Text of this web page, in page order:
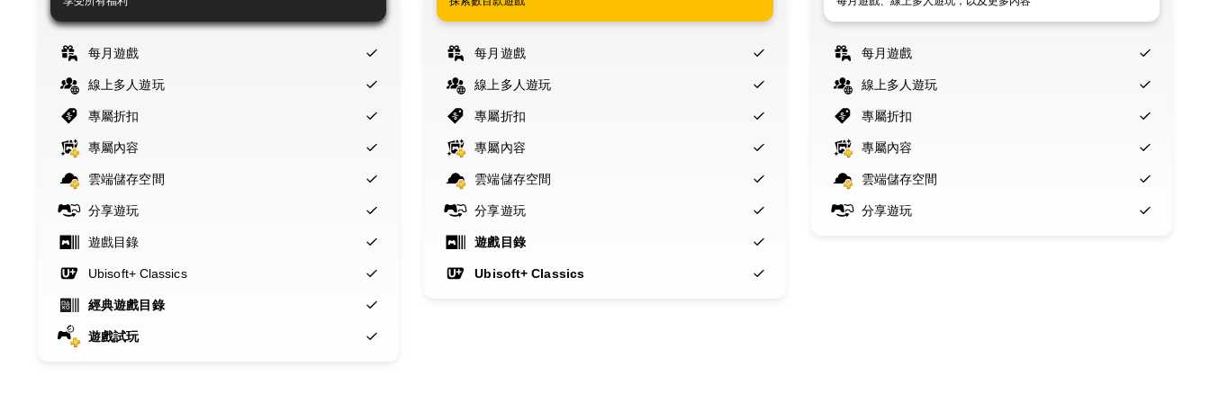
每月遊戲
線上多人遊玩
專屬折扣
專屬內容
雲端儲存空間
分享遊玩
遊戲目錄
Ubisoft+ Classics
經典遊戲目錄
遊戲試玩
每月遊戲
線上多人遊玩
專屬折扣
專屬內容
雲端儲存空間
分享遊玩
遊戲目錄
Ubisoft+ Classics
每月遊戲
線上多人遊玩
專屬折扣
專屬內容
雲端儲存空間
分享遊玩